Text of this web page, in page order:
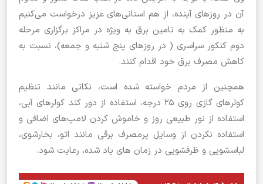
آن در روز‌های آینده، از هم استانی‌های عزیز درخواست می‌کنیم
به منظور کمک به تامین برق به ویژه در مراکز برگزاری مرحله
دوم کنکور سراسری ( در روزهای پنج شنبه و جمعه)، نسبت به
کاهش مصرف برق خود اقدام کنند.
همچنین از مردم خواسته شده است، نکاتی مانند تنظیم
کولر‌های گازی روی ۲۵ درجه، استفاده از دور کند کولر‌های آبی،
استفاده از نور طبیعی روز و خاموش کردن لامپ‌های اضافی و
استفاده نکردن از وسایل پرمصرف برقی مانند اتو، بخارشوی،
لباسشویی و ظرفشویی در زمان های یاد شده، رعایت شود.